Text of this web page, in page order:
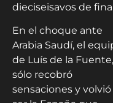
dieciseisavos de
En el choque ante
Arabia Saudí, el
de Luís de la
sólo recobró
sensaciones y volvió